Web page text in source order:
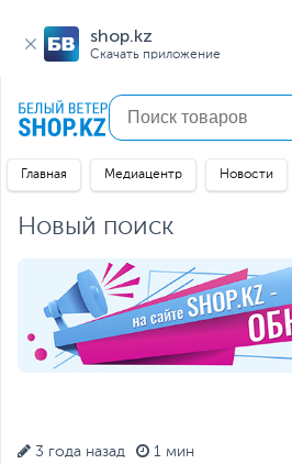
shop.kz
Скачать приложение
Главная Медиацентр Новости
Новый поиск
3 года назад 1 мин